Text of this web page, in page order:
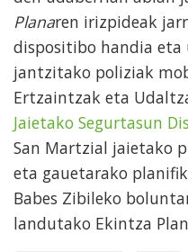
Planaren irizpideak
dispositibo handia
jantzitako poliziak
Ertzaintzak eta
Jaietako Segurtasun
San Martzial jaietako
eta gauetarako
Babes Zibileko
landutako Ekintza